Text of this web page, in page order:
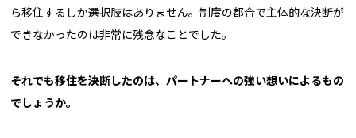
ら移住するしか選択肢はありません。制度の都合で主体的な決断が
できなかったのは非常に残念なことでした。
それでも移住を決断したのは、パートナーへの強い想いによるもの
でしょうか。